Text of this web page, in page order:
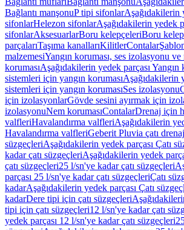
Bağlantı manşonuP tipi sifonlarAşağıdakilerin
sifonlarHelezon sifonlarAşağıdakilerin yedek
sifonlarAksesuarlarBoru kelepçeleriBoru
parçalarıTaşıma kanallarıKilitlerContalar
malzemesiYangın koruması, ses izolasyonu ve
korumasıAşağıdakilerin yedek parçası Yangın
sistemleri için yangın korumasıAşağıdakilerin
sistemleri için yangın korumasıSes izolasyonu
için izolasyonlarGövde sesini ayırmak için
izolasyonuNem korumasıContalarDrenaj için
valfleriHavalandırma valfleriAşağıdakilerin
Havalandırma valfleriGeberit Pluvia çatı
süzgeçleriAşağıdakilerin yedek parçası Çatı
kadar çatı süzgeçleriAşağıdakilerin yedek
çatı süzgeçleri25 l/sn'ye kadar çatı süzgeçleri
parçası 25 l/sn'ye kadar çatı süzgeçleriÇatı
kadarAşağıdakilerin yedek parçası Çatı
kadarDere tipi için çatı süzgeçleri
tipi için çatı süzgeçleri12 l/sn'ye kadar çatı
yedek parçası 12 l/sn'ye kadar çatı süzgeçleri